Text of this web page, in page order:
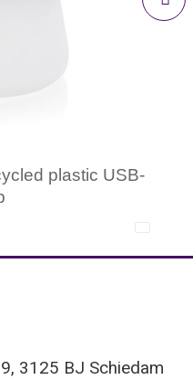
plastic USB-
3125 BJ Schiedam